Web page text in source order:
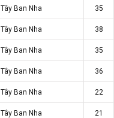
Tây Ban Nha 35
Tây Ban Nha 38
Tây Ban Nha 35
Tây Ban Nha 36
Tây Ban Nha 22
Tây Ban Nha 21